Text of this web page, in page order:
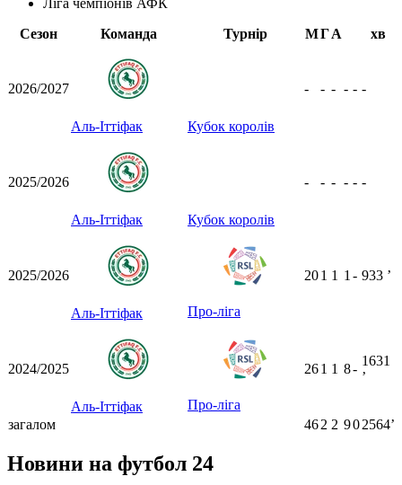
Ліга чемпіонів АФК
Сезон
Команда Турнір МГА хв
2026/2027
Аль-Іттіфак Кубок королів
- - - - - -
2025/2026
Аль-Іттіфак Кубок королів
- - - - - -
2025/2026
Аль-Іттіфак Про-ліга
201 1 1 - 933 ʼ
2024/2025
Аль-Іттіфак Про-ліга
261 1 8-
1631
ʼ
загалом 462 2 902564ʼ
Новини на футбол 24